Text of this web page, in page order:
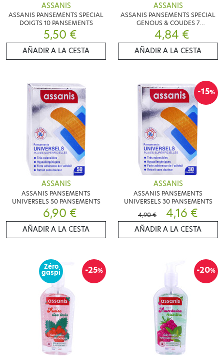
ASSANIS
ASSANIS PANSEMENTS SPECIAL
DOIGTS 10 PANSEMENTS
5,50 €
AÑADIR A LA CESTA
ASSANIS
ASSANIS PANSEMENTS SPECIAL
GENOUS & COUDES 7
PANSEMENTS
4,84 €
AÑADIR A LA CESTA
ASSANIS
ASSANIS PANSEMENTS
UNIVERSELS 50 PANSEMENTS
6,90 €
AÑADIR A LA CESTA
-15%
ASSANIS
ASSANIS PANSEMENTS
UNIVERSELS 30 PANSEMENTS
4,90 €
4,16 €
AÑADIR A LA CESTA
-25%
Zéro
gaspi -20%